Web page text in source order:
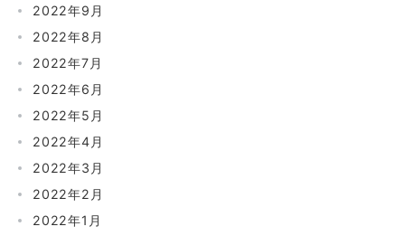
2022年9月
2022年8月
2022年7月
2022年6月
2022年5月
2022年4月
2022年3月
2022年2月
2022年1月